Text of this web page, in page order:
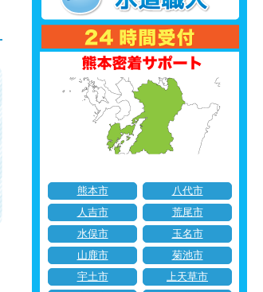
熊本市
八代市
人吉市
荒尾市
水俣市
玉名市
山鹿市
菊池市
宇土市
上天草市